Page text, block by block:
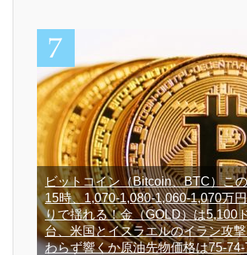
ビットコイン（Bitcoin、BTC）この
15時、1,070-1,080-1,060-1,070万
りで揺れる！金（GOLD）は5,100
台、米国とイスラエルのイラン攻
わらず響くか原油先物価格は75-